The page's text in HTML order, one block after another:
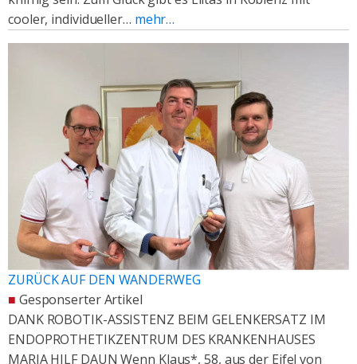
cooler, individueller… mehr…
ZURÜCK AUF DEN WANDERWEG
■ Gesponserter Artikel
DANK ROBOTIK-ASSISTENZ BEIM GELENKERSATZ IM
ENDOPROTHETIKZENTRUM DES KRANKENHAUSES
MARIA HILF DAUN Wenn Klaus*, 58, aus der Eifel von